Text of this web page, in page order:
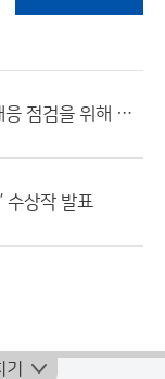
김종석 기상청장, 코로나19 대응 점검을 위해 항공기상청 현장 방문
수상작 발표